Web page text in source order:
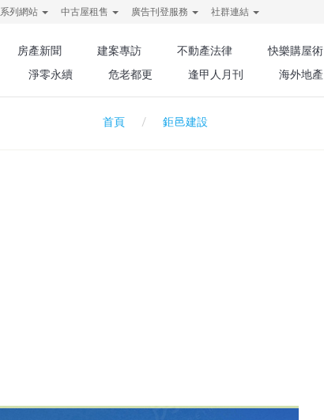
系列網站 中古屋租售 廣告刊登服務 社群連結
房產新聞 建案專訪 不動產法律 快樂購屋術
淨零永續 危老都更 逢甲人月刊 海外地產
首頁 鉅邑建設